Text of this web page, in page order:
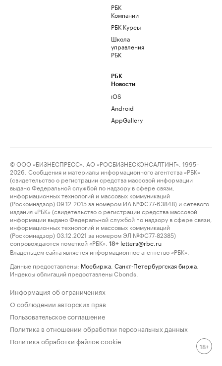
РБК
Компании
РБК Курсы
Школа
управления
РБК
РБК
Новости
iOS
Android
AppGallery
© ООО «БИЗНЕСПРЕСС», АО «РОСБИЗНЕСКОНСАЛТИНГ», 1995–
2026. Сообщения и материалы информационного агентства «РБК»
(свидетельство о регистрации средства массовой информации
выдано Федеральной службой по надзору в сфере связи,
информационных технологий и массовых коммуникаций
(Роскомнадзор) 09.12.2015 за номером ИА №ФС77-63848) и сетевого
издания «РБК» (свидетельство о регистрации средства массовой
информации выдано Федеральной службой по надзору в сфере связи,
информационных технологий и массовых коммуникаций
(Роскомнадзор) 03.12.2021 за номером ЭЛ №ФС77-82385)
сопровождаются пометкой «РБК».
18+ letters@rbc.ru
Владельцем сайта является информационное агентство «РБК».
Данные предоставлены: Мосбиржа Санкт-Петербургская биржа
Индексы облигаций предоставлены Cbonds.
Информация об ограничениях
О соблюдении авторских прав
Пользовательское соглашение
Политика в отношении обработки персональных данных
Политика обработки файлов cookie
18+